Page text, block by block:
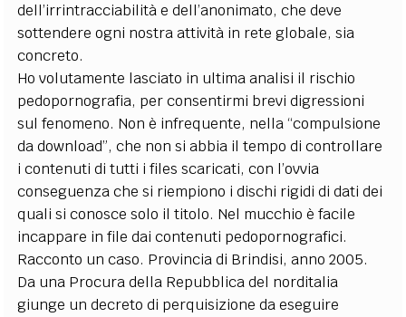
dell’irrintracciabilità e dell’anonimato, che deve
sottendere ogni nostra attività in rete globale, sia
concreto.
Ho volutamente lasciato in ultima analisi il rischio
pedopornografia, per consentirmi brevi digressioni
sul fenomeno. Non è infrequente, nella “compulsione
da download”, che non si abbia il tempo di controllare
i contenuti di tutti i files scaricati, con l’ovvia
conseguenza che si riempiono i dischi rigidi di dati dei
quali si conosce solo il titolo. Nel mucchio è facile
incappare in file dai contenuti pedopornografici.
Racconto un caso. Provincia di Brindisi, anno 2005.
Da una Procura della Repubblica del norditalia
giunge un decreto di perquisizione da eseguire